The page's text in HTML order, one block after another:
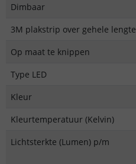
Dimbaar
3M plakstrip over gehele lengte
Op maat te knippen
Type LED
Kleur
Kleurtemperatuur (Kelvin)
Lichtsterkte (Lumen) p/m